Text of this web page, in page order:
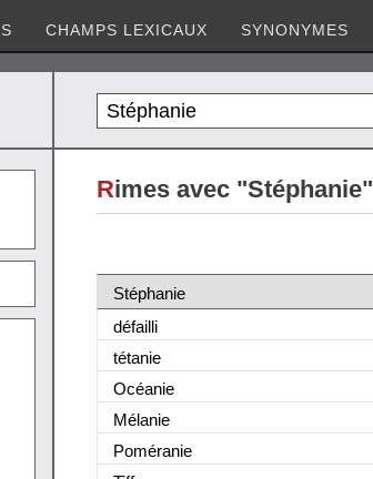
CHAMPS LEXICAUX SYNONYMES
Rimes avec "Stéphanie"
Stéphanie
défailli
tétanie
Océanie
Mélanie
Poméranie